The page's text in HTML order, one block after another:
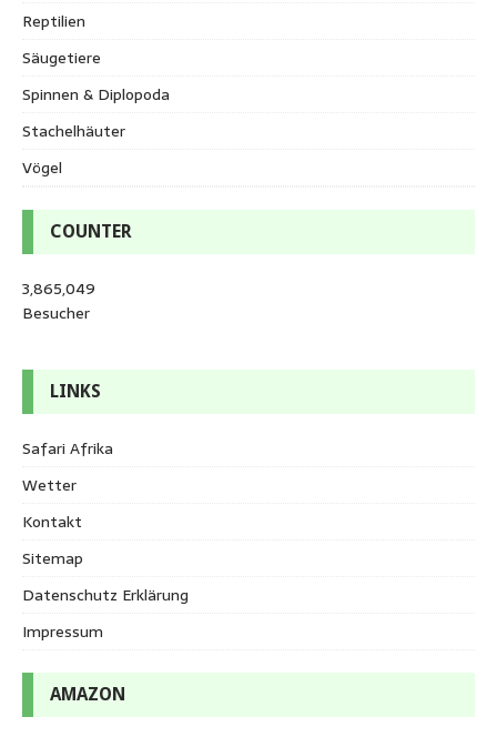
Reptilien
Säugetiere
Spinnen & Diplopoda
Stachelhäuter
Vögel
COUNTER
3,865,049
Besucher
LINKS
Safari Afrika
Wetter
Kontakt
Sitemap
Datenschutz Erklärung
Impressum
AMAZON